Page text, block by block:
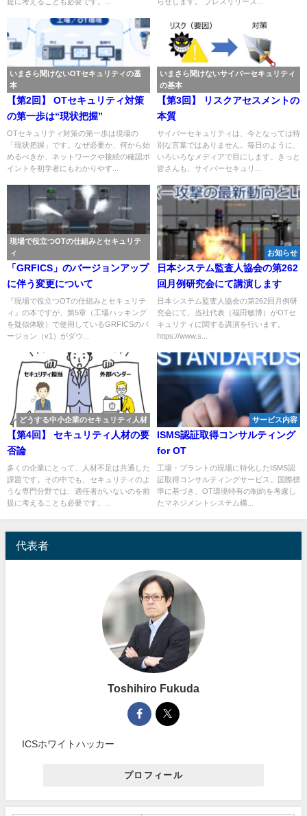
いまさら聞けないOTセキュリティの基
本
【第2回】 OTセキュリティ対策
の第一歩は“現状把握”
OTセキュリティ対策の第一歩は現場の
「現状把握」です。なぜ必要か、何から始
めるべきか、ネットワークや接続の確認ポ
イントを初学者にもわかりやす...
いまさら聞けないサイバーセキュリティ
の基本
【第3回】 リスクアセスメントの
本質
サイバーセキュリティは、今となっては特
別な言葉ではありません。毎日のように、
いろいろなメディアで目にします。きっと
皆さんも、サイバーセキュリ...
現場で役立つOTの仕組みとセキュリテ
ィ
「GRFICS」のバージョンアップ
に伴う変更について
『現場で役立つOTの仕組みとセキュリテ
ィ』の本ですが、第5章（工場ハッキング
を疑似体験）で使用しているGRFICSのバ
ージョン（v1）がダウ...
お知らせ
日本システム監査人協会の第262
回月例研究会にて講演します
日本システム監査人協会の第262回月例研
究会にて、当社代表（福田敏博）がOTセ
キュリティに関する講演を行います。
https://www.s...
どうする中小企業のセキュリティ人材
【第4回】 セキュリティ人材の要
否論
多くの企業にとって、人材不足は共通した
課題です。その中でも、セキュリティのよ
うな専門分野では、適任者がいないのを前
提に考えることも必要です。...
サービス内容
ISMS認証取得コンサルティング
for OT
工場・プラントの現場に特化したISMS認
証取得コンサルティングサービス。国際標
準に基づき、OT環境特有の制約を考慮し
たマネジメントシステム構...
代表者
Toshihiro Fukuda
ICSホワイトハッカー
プロフィール